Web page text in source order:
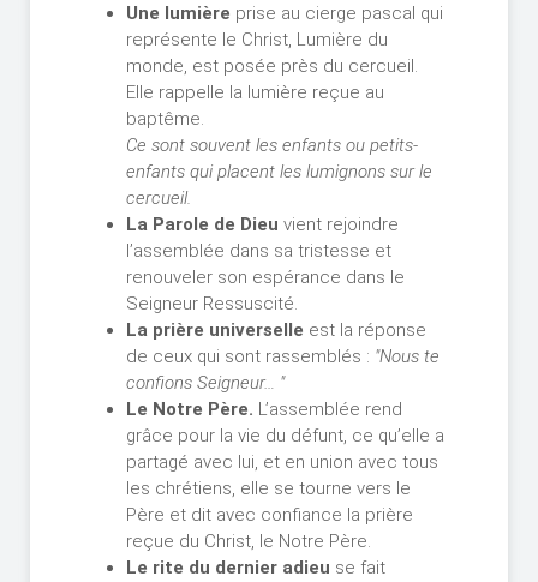
Une lumière prise au cierge pascal qui
représente le Christ, Lumière du
monde, est posée près du cercueil.
Elle rappelle la lumière reçue au
baptême.
Ce sont souvent les enfants ou petits-
enfants qui placent les lumignons sur le
cercueil.
La Parole de Dieu vient rejoindre
l’assemblée dans sa tristesse et
renouveler son espérance dans le
Seigneur Ressuscité.
La prière universelle est la réponse
de ceux qui sont rassemblés : "Nous te
confions Seigneur… "
Le Notre Père. L’assemblée rend
grâce pour la vie du défunt, ce qu’elle a
partagé avec lui, et en union avec tous
les chrétiens, elle se tourne vers le
Père et dit avec confiance la prière
reçue du Christ, le Notre Père.
Le rite du dernier adieu se fait